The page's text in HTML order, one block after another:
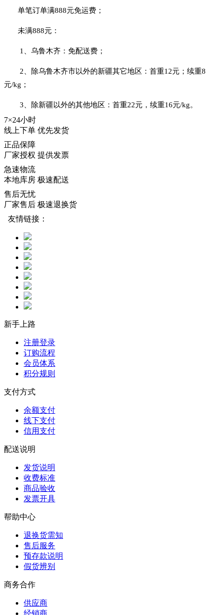
单笔订单满888元免运费；
未满888元：
1、乌鲁木齐：免配送费；
2、除乌鲁木齐市以外的新疆其它地区：首重12元；续重8
元/kg；
3、除新疆以外的其他地区：首重22元，续重16元/kg。
7×24小时
线上下单 优先发货
正品保障
厂家授权 提供发票
急速物流
本地库房 极速配送
售后无忧
厂家售后 极速退换货
友情链接：
新手上路
注册登录
订购流程
会员体系
积分规则
支付方式
余额支付
线下支付
信用支付
配送说明
发货说明
收费标准
商品验收
发票开具
帮助中心
退换货需知
售后服务
预存款说明
假货辨别
商务合作
供应商
经销商